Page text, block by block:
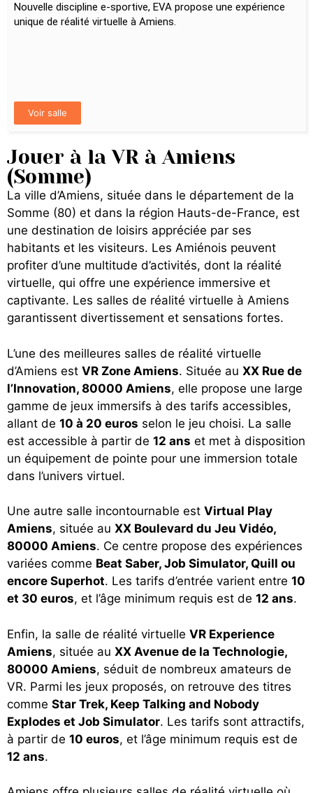
Jouer à la VR à Amiens
(Somme)
La ville d’Amiens, située dans le département de la
Somme (80) et dans la région Hauts-de-France, est
une destination de loisirs appréciée par ses
habitants et les visiteurs. Les Amiénois peuvent
profiter d’une multitude d’activités, dont la réalité
virtuelle, qui offre une expérience immersive et
captivante. Les salles de réalité virtuelle à Amiens
garantissent divertissement et sensations fortes.
L’une des meilleures salles de réalité virtuelle
d’Amiens est VR Zone Amiens. Située au XX Rue de
l’Innovation, 80000 Amiens, elle propose une large
gamme de jeux immersifs à des tarifs accessibles,
allant de 10 à 20 euros selon le jeu choisi. La salle
est accessible à partir de 12 ans et met à disposition
un équipement de pointe pour une immersion totale
dans l’univers virtuel.
Une autre salle incontournable est Virtual Play
Amiens, située au XX Boulevard du Jeu Vidéo,
80000 Amiens. Ce centre propose des expériences
variées comme Beat Saber, Job Simulator, Quill ou
encore Superhot. Les tarifs d’entrée varient entre 10
et 30 euros, et l’âge minimum requis est de 12 ans.
Enfin, la salle de réalité virtuelle VR Experience
Amiens, située au XX Avenue de la Technologie,
80000 Amiens, séduit de nombreux amateurs de
VR. Parmi les jeux proposés, on retrouve des titres
comme Star Trek, Keep Talking and Nobody
Explodes et Job Simulator. Les tarifs sont attractifs,
à partir de 10 euros, et l’âge minimum requis est de
12 ans.
Nouvelle discipline e-sportive, EVA propose une expérience
unique de réalité virtuelle à Amiens.
Voir salle